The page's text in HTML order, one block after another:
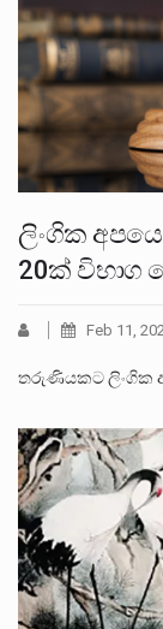
ලිංගික
20ක් විභාග
Feb 11,
තරුණියකට ලිංගික